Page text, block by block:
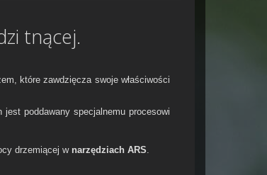
tnącej.
które zawdzięcza swoje właściwości
poddawany specjalnemu procesowi
drzemiącej w narzędziach ARS.